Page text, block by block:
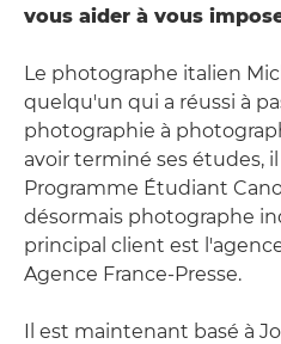
vous aider à vous
Le photographe italien
quelqu'un qui a réussi à
photographie à
avoir terminé ses études,
Programme Étudiant
désormais photographe
principal client est
Agence France-Presse.
Il est maintenant basé à